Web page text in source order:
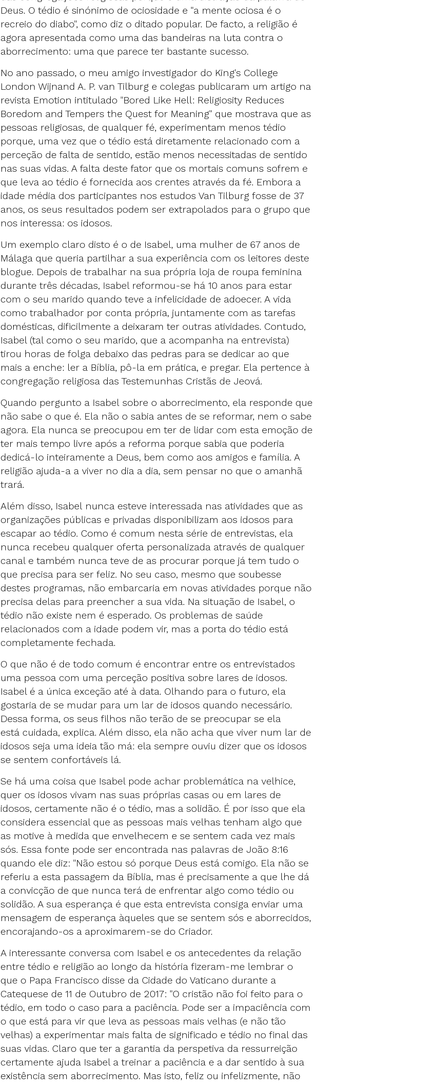
Deus. O tédio é sinónimo de ociosidade e "a mente ociosa é o
recreio do diabo", como diz o ditado popular. De facto, a religião é
agora apresentada como uma das bandeiras na luta contra o
aborrecimento: uma que parece ter bastante sucesso.
No ano passado, o meu amigo investigador do King's College
London Wijnand A. P. van Tilburg e colegas publicaram um artigo na
revista Emotion intitulado "Bored Like Hell: Religiosity Reduces
Boredom and Tempers the Quest for Meaning" que mostrava que as
pessoas religiosas, de qualquer fé, experimentam menos tédio
porque, uma vez que o tédio está diretamente relacionado com a
perceção de falta de sentido, estão menos necessitadas de sentido
nas suas vidas. A falta deste fator que os mortais comuns sofrem e
que leva ao tédio é fornecida aos crentes através da fé. Embora a
idade média dos participantes nos estudos Van Tilburg fosse de 37
anos, os seus resultados podem ser extrapolados para o grupo que
nos interessa: os idosos.
Um exemplo claro disto é o de Isabel, uma mulher de 67 anos de
Málaga que queria partilhar a sua experiência com os leitores deste
blogue. Depois de trabalhar na sua própria loja de roupa feminina
durante três décadas, Isabel reformou-se há 10 anos para estar
com o seu marido quando teve a infelicidade de adoecer. A vida
como trabalhador por conta própria, juntamente com as tarefas
domésticas, dificilmente a deixaram ter outras atividades. Contudo,
Isabel (tal como o seu marido, que a acompanha na entrevista)
tirou horas de folga debaixo das pedras para se dedicar ao que
mais a enche: ler a Bíblia, pô-la em prática, e pregar. Ela pertence à
congregação religiosa das Testemunhas Cristãs de Jeová.
Quando pergunto a Isabel sobre o aborrecimento, ela responde que
não sabe o que é. Ela não o sabia antes de se reformar, nem o sabe
agora. Ela nunca se preocupou em ter de lidar com esta emoção de
ter mais tempo livre após a reforma porque sabia que poderia
dedicá-lo inteiramente a Deus, bem como aos amigos e família. A
religião ajuda-a a viver no dia a dia, sem pensar no que o amanhã
trará.
Além disso, Isabel nunca esteve interessada nas atividades que as
organizações públicas e privadas disponibilizam aos idosos para
escapar ao tédio. Como é comum nesta série de entrevistas, ela
nunca recebeu qualquer oferta personalizada através de qualquer
canal e também nunca teve de as procurar porque já tem tudo o
que precisa para ser feliz. No seu caso, mesmo que soubesse
destes programas, não embarcaria em novas atividades porque não
precisa delas para preencher a sua vida. Na situação de Isabel, o
tédio não existe nem é esperado. Os problemas de saúde
relacionados com a idade podem vir, mas a porta do tédio está
completamente fechada.
O que não é de todo comum é encontrar entre os entrevistados
uma pessoa com uma perceção positiva sobre lares de idosos.
Isabel é a única exceção até à data. Olhando para o futuro, ela
gostaria de se mudar para um lar de idosos quando necessário.
Dessa forma, os seus filhos não terão de se preocupar se ela
está cuidada, explica. Além disso, ela não acha que viver num lar de
idosos seja uma ideia tão má: ela sempre ouviu dizer que os idosos
se sentem confortáveis lá.
Se há uma coisa que Isabel pode achar problemática na velhice,
quer os idosos vivam nas suas próprias casas ou em lares de
idosos, certamente não é o tédio, mas a solidão. É por isso que ela
considera essencial que as pessoas mais velhas tenham algo que
as motive à medida que envelhecem e se sentem cada vez mais
sós. Essa fonte pode ser encontrada nas palavras de João 8:16
quando ele diz: "Não estou só porque Deus está comigo. Ela não se
referiu a esta passagem da Bíblia, mas é precisamente a que lhe dá
a convicção de que nunca terá de enfrentar algo como tédio ou
solidão. A sua esperança é que esta entrevista consiga enviar uma
mensagem de esperança àqueles que se sentem sós e aborrecidos,
encorajando-os a aproximarem-se do Criador.
A interessante conversa com Isabel e os antecedentes da relação
entre tédio e religião ao longo da história fizeram-me lembrar o
que o Papa Francisco disse da Cidade do Vaticano durante a
Catequese de 11 de Outubro de 2017: "O cristão não foi feito para o
tédio, em todo o caso para a paciência. Pode ser a impaciência com
o que está para vir que leva as pessoas mais velhas (e não tão
velhas) a experimentar mais falta de significado e tédio no final das
suas vidas. Claro que ter a garantia da perspetiva da ressurreição
certamente ajuda Isabel a treinar a paciência e a dar sentido à sua
existência sem aborrecimento. Mas isto, feliz ou infelizmente, não